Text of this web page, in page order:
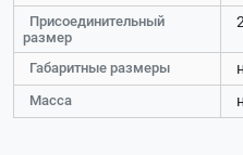
Присоединительный
размер
Габаритные размеры
Масса